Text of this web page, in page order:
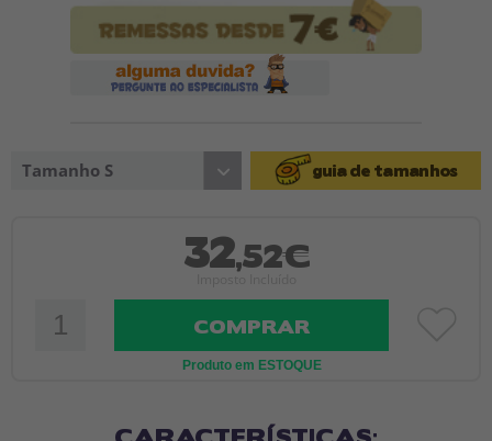
Tamanho S guia de tamanhos
32,52€
COMPRAR
Produto em ESTOQUE